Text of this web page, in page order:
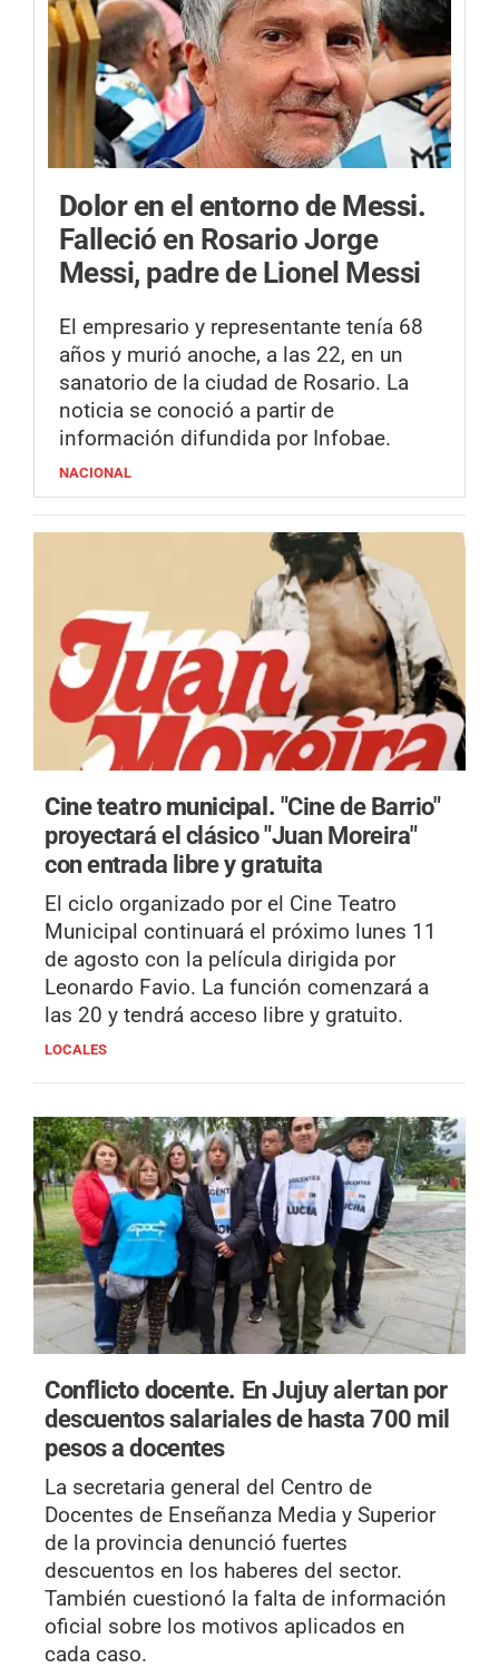
Dolor en el entorno de Messi.
Falleció en Rosario Jorge
Messi, padre de Lionel Messi
El empresario y representante tenía 68
años y murió anoche, a las 22, en un
sanatorio de la ciudad de Rosario. La
noticia se conoció a partir de
información difundida por Infobae.
NACIONAL
Cine teatro municipal. "Cine de Barrio"
proyectará el clásico "Juan Moreira"
con entrada libre y gratuita
El ciclo organizado por el Cine Teatro
Municipal continuará el próximo lunes 11
de agosto con la película dirigida por
Leonardo Favio. La función comenzará a
las 20 y tendrá acceso libre y gratuito.
LOCALES
Conflicto docente. En Jujuy alertan por
descuentos salariales de hasta 700 mil
pesos a docentes
La secretaria general del Centro de
Docentes de Enseñanza Media y Superior
de la provincia denunció fuertes
descuentos en los haberes del sector.
También cuestionó la falta de información
oficial sobre los motivos aplicados en
cada caso.